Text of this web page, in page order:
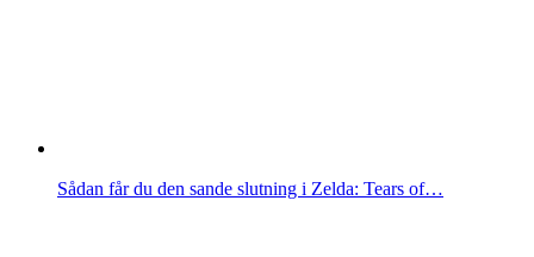
Sådan får du den sande slutning i Zelda: Tears of…